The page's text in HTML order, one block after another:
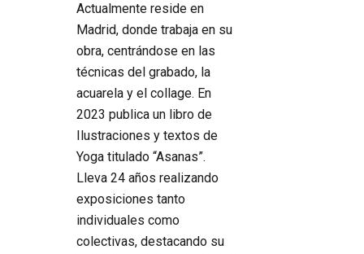
Actualmente reside en
Madrid, donde trabaja en su
obra, centrándose en las
técnicas del grabado, la
acuarela y el collage. En
2023 publica un libro de
Ilustraciones y textos de
Yoga titulado “Asanas”.
Lleva 24 años realizando
exposiciones tanto
individuales como
colectivas, destacando su